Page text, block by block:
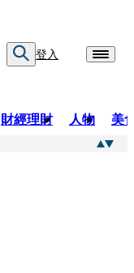
登入
財經理財 人物 美